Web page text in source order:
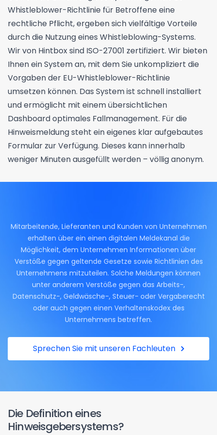
Whistleblower-Richtlinie für Betroffene eine
rechtliche Pflicht, ergeben sich vielfältige Vorteile
durch die Nutzung eines Whistleblowing-Systems.
Wir von Hintbox sind ISO-27001 zertifiziert. Wir bieten
Ihnen ein System an, mit dem Sie unkompliziert die
Vorgaben der EU-Whistleblower-Richtlinie
umsetzen können. Das System ist schnell installiert
und ermöglicht mit einem übersichtlichen
Dashboard optimales Fallmanagement. Für die
Hinweismeldung steht ein eigenes klar aufgebautes
Formular zur Verfügung. Dieses kann innerhalb
weniger Minuten ausgefüllt werden – völlig anonym.
Mitarbeitende, Lieferanten und Kunden von Unternehmen
erhalten über ein einen digitalen Meldekanal die
Möglichkeit, dem Unternehmen Informationen über
Verstöße gegen geltende Gesetze sowie Richtlinien des
Unternehmens mitzuteilen. Solche Meldungen können
unter anderem Verstöße gegen das Arbeits-,
Datenschutz-, Geldwäsche-, Steuer- oder Vergaberecht
oder auch gegen einen Verhaltenskodex des
Unternehmens betreffen.
Sprechen Sie mit unseren Fachleuten
Die Definition eines
Hinweisgebersystems?